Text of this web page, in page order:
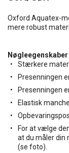
Oxford Aquatex-
mere robust
Stærkere
Presenningen
Presenningen
Elastisk
For at vælge
at du måler din
(se foto).